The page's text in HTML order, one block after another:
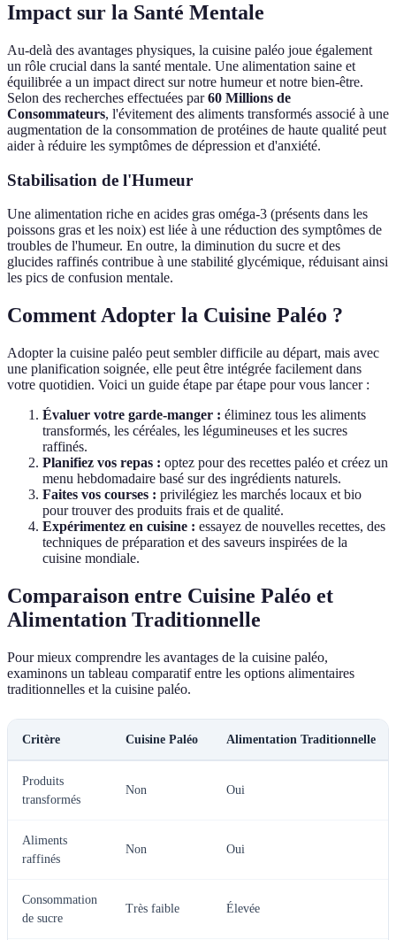
Impact sur la Santé Mentale
Au-delà des avantages physiques, la cuisine paléo joue également
un rôle crucial dans la santé mentale. Une alimentation saine et
équilibrée a un impact direct sur notre humeur et notre bien-être.
Selon des recherches effectuées par60 Millions de
Consommateurs, l'évitement des aliments transformés associé à une
augmentation de la consommation de protéines de haute qualité peut
aider à réduire les symptômes de dépression et d'anxiété.
Stabilisation de l'Humeur
Une alimentation riche en acides gras oméga-3 (présents dans les
poissons gras et les noix) est liée à une réduction des symptômes de
troubles de l'humeur. En outre, la diminution du sucre et des
glucides raffinés contribue à une stabilité glycémique, réduisant ainsi
les pics de confusion mentale.
Comment Adopter la Cuisine Paléo ?
Adopter la cuisine paléo peut sembler difficile au départ, mais avec
une planification soignée, elle peut être intégrée facilement dans
votre quotidien. Voici un guide étape par étape pour vous lancer :
Évaluer votre garde-manger : éliminez tous les aliments
transformés, les céréales, les légumineuses et les sucres
raffinés.
Planifiez vos repas : optez pour des recettes paléo et créez un
menu hebdomadaire basé sur des ingrédients naturels.
Faites vos courses : privilégiez les marchés locaux et bio
pour trouver des produits frais et de qualité.
Expérimentez en cuisine : essayez de nouvelles recettes, des
techniques de préparation et des saveurs inspirées de la
cuisine mondiale.
Comparaison entre Cuisine Paléo et
Alimentation Traditionnelle
Pour mieux comprendre les avantages de la cuisine paléo,
examinons un tableau comparatif entre les options alimentaires
traditionnelles et la cuisine paléo.
Critère Cuisine Paléo Alimentation Traditionnelle
Produits
transformés
Non Oui
Aliments
raffinés
Non Oui
Consommation
de sucre
Très faible Élevée